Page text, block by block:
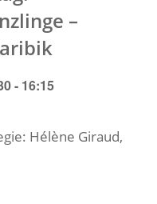
–
- 16:15
Hélène Giraud,